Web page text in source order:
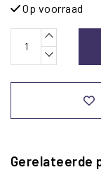
Op voorraad
Gerelateerde